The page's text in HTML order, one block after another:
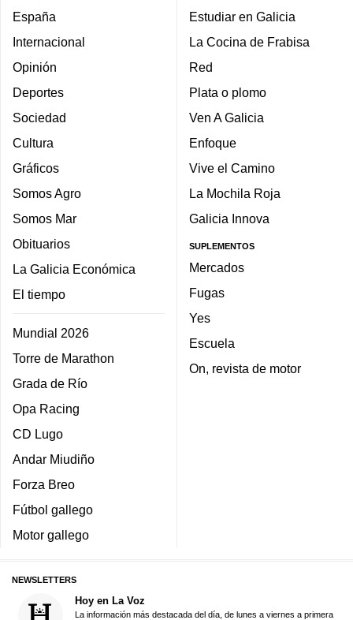
España
Internacional
Opinión
Deportes
Sociedad
Cultura
Gráficos
Somos Agro
Somos Mar
Obituarios
La Galicia Económica
El tiempo
Mundial 2026
Torre de Marathon
Grada de Río
Opa Racing
CD Lugo
Andar Miudiño
Forza Breo
Fútbol gallego
Motor gallego
Estudiar en Galicia
La Cocina de Frabisa
Red
Plata o plomo
Ven A Galicia
Enfoque
Vive el Camino
La Mochila Roja
Galicia Innova
SUPLEMENTOS
Mercados
Fugas
Yes
Escuela
On, revista de motor
NEWSLETTERS
Hoy en La Voz
La información más destacada del día, de lunes a viernes a primera